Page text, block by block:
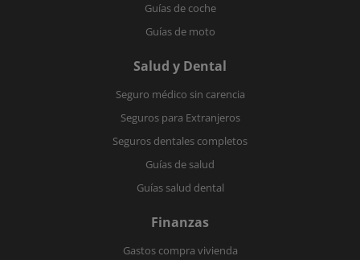
Guías de coche
Guías de moto
Salud y Dental
Seguro médico sin carencia
Seguros para Extranjeros
Seguros dentales completos
Guías de salud
Guías salud dental
Finanzas
Gastos compra vivienda